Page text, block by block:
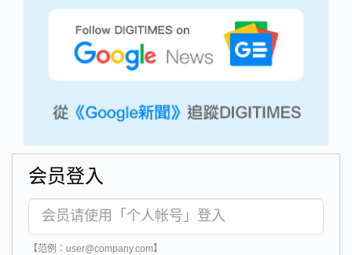
会员登入
【范例：user@company.com】